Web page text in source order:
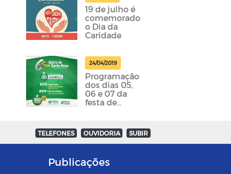
19 de julho é
comemorado
o Dia da
Caridade
24/04/2019
Programação
dos dias 05,
06 e 07 da
festa de
foram
divulgadas
TELEFONES OUVIDORIA SUBIR
Publicações